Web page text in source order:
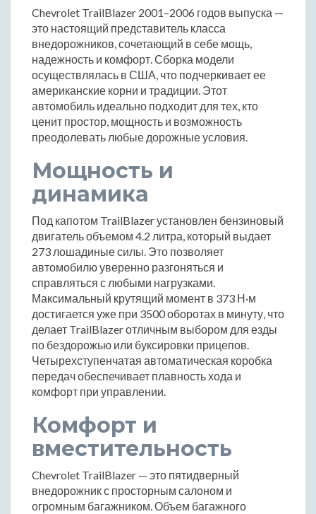
Chevrolet TrailBlazer 2001–2006 годов выпуска —
это настоящий представитель класса
внедорожников, сочетающий в себе мощь,
надежность и комфорт. Сборка модели
осуществлялась в США, что подчеркивает ее
американские корни и традиции. Этот
автомобиль идеально подходит для тех, кто
ценит простор, мощность и возможность
преодолевать любые дорожные условия.
Мощность и
динамика
Под капотом TrailBlazer установлен бензиновый
двигатель объемом 4.2 литра, который выдает
273 лошадиные силы. Это позволяет
автомобилю уверенно разгоняться и
справляться с любыми нагрузками.
Максимальный крутящий момент в 373 Н·м
достигается уже при 3500 оборотах в минуту, что
делает TrailBlazer отличным выбором для езды
по бездорожью или буксировки прицепов.
Четырехступенчатая автоматическая коробка
передач обеспечивает плавность хода и
комфорт при управлении.
Комфорт и
вместительность
Chevrolet TrailBlazer — это пятидверный
внедорожник с просторным салоном и
огромным багажником. Объем багажного